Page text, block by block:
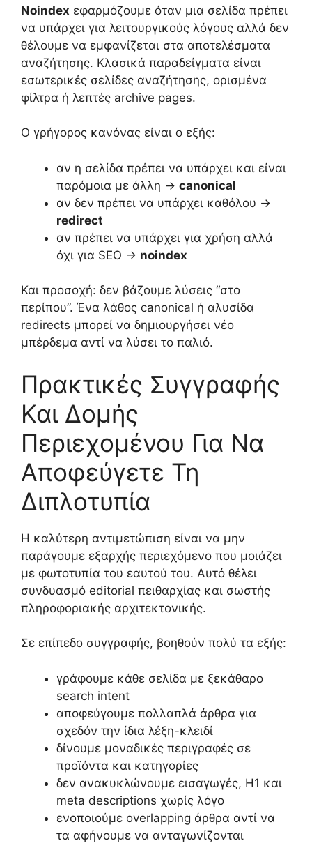
Noindex εφαρμόζουμε όταν μια σελίδα πρέπει
να υπάρχει για λειτουργικούς λόγους αλλά δεν
θέλουμε να εμφανίζεται στα αποτελέσματα
αναζήτησης. Κλασικά παραδείγματα είναι
εσωτερικές σελίδες αναζήτησης, ορισμένα
φίλτρα ή λεπτές archive pages.
Ο γρήγορος κανόνας είναι ο εξής:
αν η σελίδα πρέπει να υπάρχει και είναι
παρόμοια με άλλη → canonical
αν δεν πρέπει να υπάρχει καθόλου →
redirect
αν πρέπει να υπάρχει για χρήση αλλά
όχι για SEO → noindex
Και προσοχή: δεν βάζουμε λύσεις “στο
περίπου”. Ένα λάθος canonical ή αλυσίδα
redirects μπορεί να δημιουργήσει νέο
μπέρδεμα αντί να λύσει το παλιό.
Πρακτικές Συγγραφής
Και Δομής
Περιεχομένου Για Να
Αποφεύγετε Τη
Διπλοτυπία
Η καλύτερη αντιμετώπιση είναι να μην
παράγουμε εξαρχής περιεχόμενο που μοιάζει
με φωτοτυπία του εαυτού του. Αυτό θέλει
συνδυασμό editorial πειθαρχίας και σωστής
πληροφοριακής αρχιτεκτονικής.
Σε επίπεδο συγγραφής, βοηθούν πολύ τα εξής:
γράφουμε κάθε σελίδα με ξεκάθαρο
search intent
αποφεύγουμε πολλαπλά άρθρα για
σχεδόν την ίδια λέξη-κλειδί
δίνουμε μοναδικές περιγραφές σε
προϊόντα και κατηγορίες
δεν ανακυκλώνουμε εισαγωγές, H1 και
meta descriptions χωρίς λόγο
ενοποιούμε overlapping άρθρα αντί να
τα αφήνουμε να ανταγωνίζονται